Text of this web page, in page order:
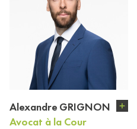
Alexandre GRIGNON
Avocat à la Cour